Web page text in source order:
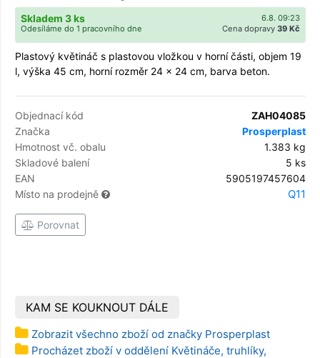
6.8. 09:23
Skladem 3 ks
Cena dopravy 39 Kč
Odesíláme do 1 pracovního dne
Plastový květináč s plastovou vložkou v horní části, objem 19
l, výška 45 cm, horní rozměr 24 x 24 cm, barva beton.
Objednací kód
ZAH04085
Značka
Prosperplast
Hmotnost vč. obalu
1.383 kg
Skladové balení
5 ks
EAN
5905197457604
Místo na prodejně
Q11
Porovnat
KAM SE KOUKNOUT DÁLE
Zobrazit všechno zboží od značky Prosperplast
Procházet zboží v oddělení Květináče, truhlíky,